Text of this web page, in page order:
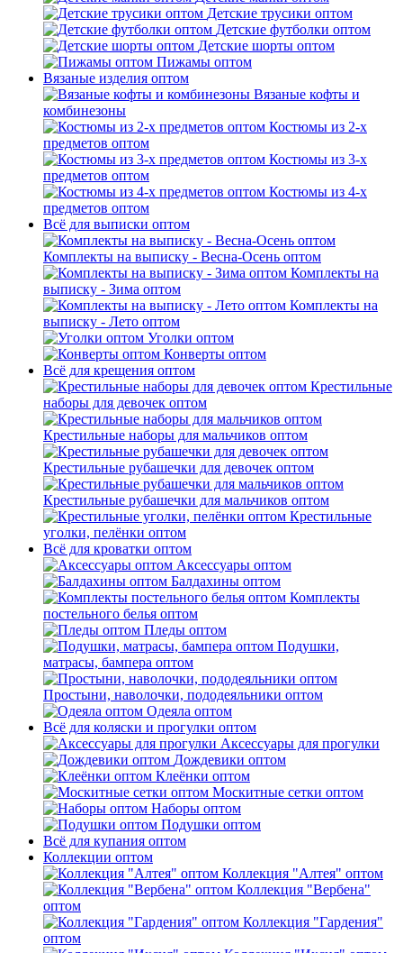
Детские трусики оптом
Детские футболки оптом
Детские шорты оптом
Пижамы оптом
Вязаные изделия оптом
Вязаные кофты и
комбинезоны
Костюмы из 2-х
предметов оптом
Костюмы из 3-х
предметов оптом
Костюмы из 4-х
предметов оптом
Всё для выписки оптом
Комплекты на выписку - Весна-Осень оптом
Комплекты на
выписку - Зима оптом
Комплекты на
выписку - Лето оптом
Уголки оптом
Конверты оптом
Всё для крещения оптом
Крестильные
наборы для девочек оптом
Крестильные наборы для мальчиков оптом
Крестильные рубашечки для девочек оптом
Крестильные рубашечки для мальчиков оптом
Крестильные
уголки, пелёнки оптом
Всё для кроватки оптом
Аксессуары оптом
Балдахины оптом
Комплекты
постельного белья оптом
Пледы оптом
Подушки,
матрасы, бампера оптом
Простыни, наволочки, пододеяльники оптом
Одеяла оптом
Всё для коляски и прогулки оптом
Аксессуары для прогулки
Дождевики оптом
Клеёнки оптом
Москитные сетки оптом
Наборы оптом
Подушки оптом
Всё для купания оптом
Коллекции оптом
Коллекция "Алтея" оптом
Коллекция "Вербена"
оптом
Коллекция "Гардения"
оптом